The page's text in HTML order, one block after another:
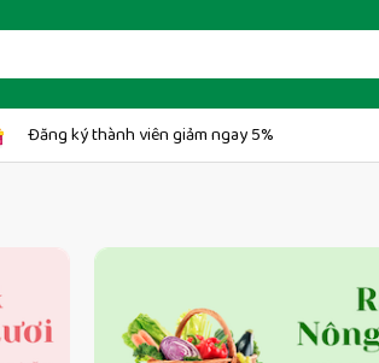
Đăng ký thành viên giảm ngay 5%